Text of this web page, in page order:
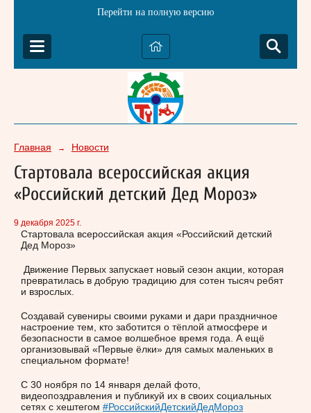
Перейти на полную версию
Главная → Новости
Стартовала всероссийская акция
«Российский детский Дед Мороз»
9 декабря 2025 г.
Стартовала всероссийская акция «Российский детский
Дед Мороз»
Движение Первых запускает новый сезон акции, которая
превратилась в добрую традицию для сотен тысяч ребят
и взрослых.
Создавай сувениры своими руками и дари праздничное
настроение тем, кто заботится о тёплой атмосфере и
безопасности в самое волшебное время года. А ещё
организовывай «Первые ёлки» для самых маленьких в
специальном формате!
С 30 ноября по 14 января делай фото,
видеопоздравления и публикуй их в своих социальных
сетях с хештегом #РоссийскийДетскийДедМороз